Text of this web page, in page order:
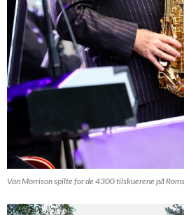
Van Morrison spilte for de 4300 tilskuerene på